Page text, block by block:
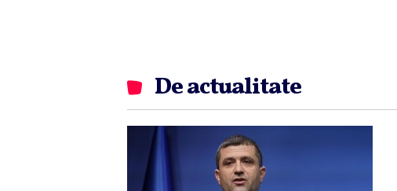
De actualitate